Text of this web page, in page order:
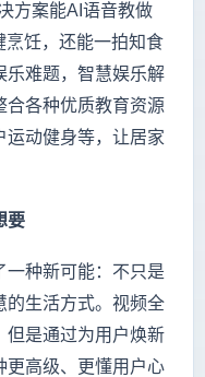
方案能AI语音教做
烹饪，还能一拍知食
乐难题，智慧娱乐解
合各种优质教育资源
运动健身等，让居家
要
一种新可能：不只是
的生活方式。视频全
但是通过为用户焕新
更高级、更懂用户心